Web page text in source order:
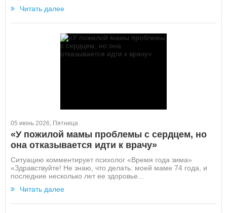
Читать далее
05 июнь 2026, Пятница
«У пожилой мамы проблемы с сердцем, но
она отказывается идти к врачу»
Ситуацию комментирует психолог «Время года зима»
«Здравствуйте! Не знаю, что делать: моей маме 74 года, и
последние несколько лет ее здоровье...
Читать далее